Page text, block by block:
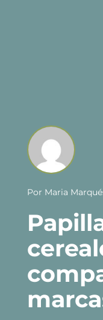
Por Maria